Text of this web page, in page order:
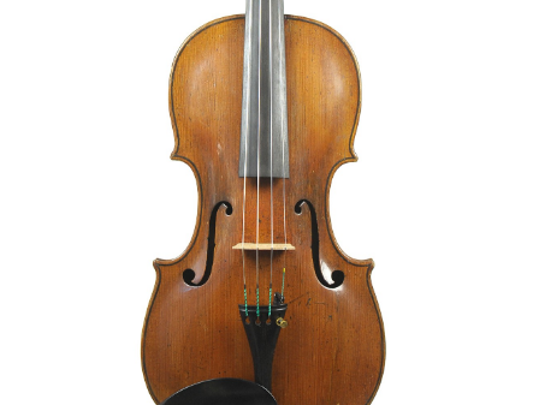
Mes commandes
Favoris
Violons d'enfants
Archets violon
Archets violoncelle
Accessoires
CV Selectio